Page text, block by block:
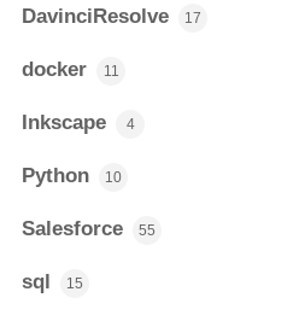
DavinciResolve 17
docker 11
Inkscape 4
Python 10
Salesforce 55
sql 15